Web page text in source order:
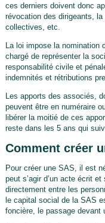
ces derniers doivent donc
révocation des dirigeants,
collectives, etc.
La loi impose la nomination
chargé de représenter la
responsabilité civile et
indemnités et rétributions
Les apports des associés,
peuvent être en numéraire
libérer la moitié de ces
reste dans les 5 ans qui
Comment créer
Pour créer une SAS, il est
peut s’agir d’un acte écrit
directement entre les
le capital social de la SAS
foncière, le passage devant